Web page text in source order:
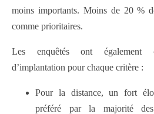
moins importants. Moins de 20 %
comme prioritaires.
Les enquêtés ont également
d’implantation pour chaque critère :
Pour la distance, un fort
préféré par la majorité